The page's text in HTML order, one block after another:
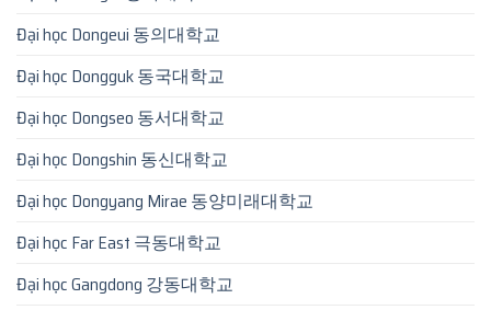
Đại học Dongeui 동의대학교
Đại học Dongguk 동국대학교
Đại học Dongseo 동서대학교
Đại học Dongshin 동신대학교
Đại học Dongyang Mirae 동양미래대학교
Đại học Far East 극동대학교
Đại học Gangdong 강동대학교